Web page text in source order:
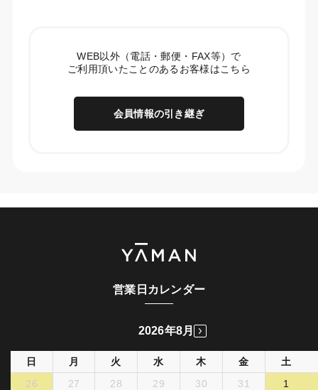
WEB以外（電話・郵便・FAX等）で
ご利用頂いたことのあるお客様はこちら
会員情報の引き継ぎ
営業日カレンダー
2026年8月
日 月 火 水 木 金
土
26
27 28 29 30 31
1